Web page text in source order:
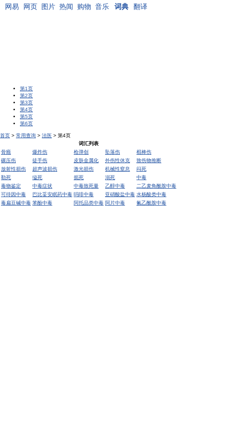
网易 网页 图片 热闻 购物 音乐 词典 翻译
第1页
第2页
第3页
第4页
第5页
第6页
首页 > 常用查询 > 法医 > 第4页
词汇列表
骨癊
爆炸伤 枪弹创 坠落伤
棍棒伤
碾压伤
徒手伤 皮肤金属化 外伤性休克
致伤物推断
放射性损伤
超声波损伤 激光损伤 机械性窒息
闷死
勒死
缢死 扼死 溺死
中毒
毒物鉴定
中毒症状 中毒致死量 乙醇中毒
二乙麦角酰胺中毒
可待因中毒
巴比妥安眠药中毒 吗啡中毒 亚硝酸盐中毒 水杨酸类中毒
毒扁豆碱中毒 苯酚中毒 阿托品类中毒 阿片中毒 氟乙酰胺中毒